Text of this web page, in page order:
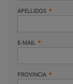
APELLIDOS
E-MAIL
PROVINCIA